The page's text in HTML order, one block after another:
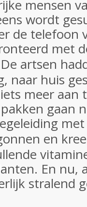
mensen
wordt
de telefoon
met
artsen
naar huis
meer aan
gaan
en
En nu,
stralend